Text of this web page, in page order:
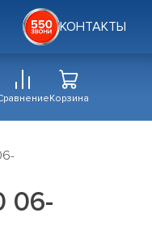
КОНТАКТЫ
Корзина
06-